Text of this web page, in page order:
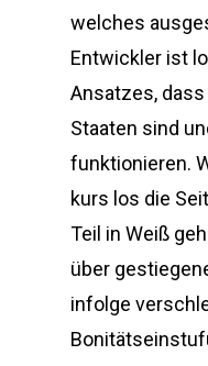
welches
Entwickler ist
Ansatzes,
Staaten sind
funktionieren.
kurs los die
Teil in Weiß
über
infolge